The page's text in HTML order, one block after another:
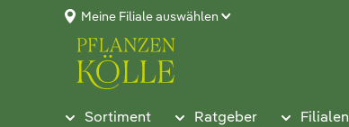
Meine Filiale auswählen
Sortiment Ratgeber Filialen